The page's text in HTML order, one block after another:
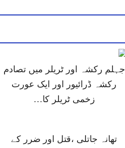
جہلم رکشہ اور ٹریلر میں تصادم
رکشہ ڈرائیور اور ایک عورت
زخمی ٹریلر کا…
تھانہ جاتلی ،قتل اور ضرر کے